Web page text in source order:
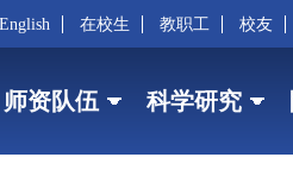
English 在校生 教职工 校友
师资队伍 科学研究